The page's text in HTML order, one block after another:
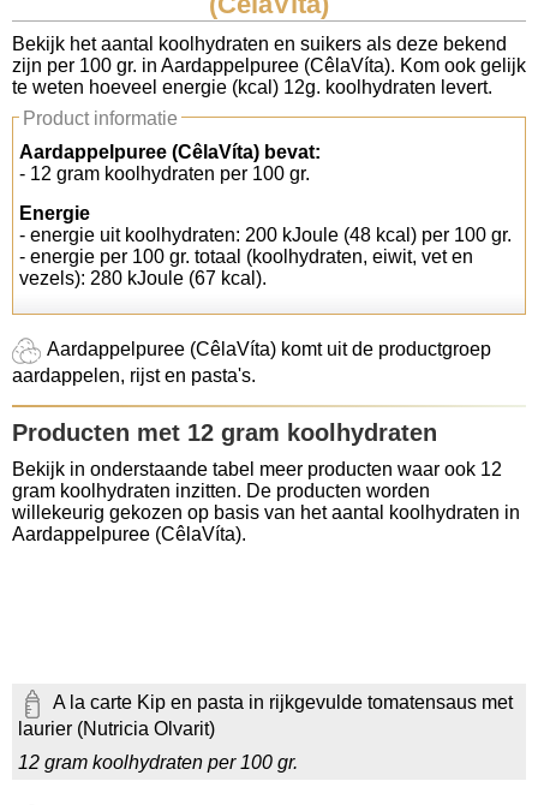
Koolhydraten tellen
Links
Bekijk het aantal koolhydraten en suikers als deze bekend
zijn per 100 gr. in Aardappelpuree (CêlaVíta). Kom ook gelijk
te weten hoeveel energie (kcal) 12g. koolhydraten levert.
Product informatie
Aardappelpuree (CêlaVíta) bevat:
- 12 gram koolhydraten per 100 gr.
Energie
- energie uit koolhydraten: 200 kJoule (48 kcal) per 100 gr.
- energie per 100 gr. totaal (koolhydraten, eiwit, vet en
vezels): 280 kJoule (67 kcal).
Aardappelpuree (CêlaVíta) komt uit de productgroep
aardappelen, rijst en pasta's.
Producten met 12 gram koolhydraten
Bekijk in onderstaande tabel meer producten waar ook 12
gram koolhydraten inzitten. De producten worden
willekeurig gekozen op basis van het aantal koolhydraten in
Aardappelpuree (CêlaVíta).
A la carte Kip en pasta in rijkgevulde tomatensaus met
laurier (Nutricia Olvarit)
12 gram koolhydraten per 100 gr.